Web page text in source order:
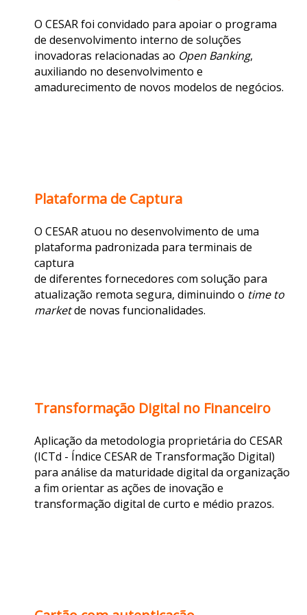
O CESAR foi convidado para apoiar o programa
de desenvolvimento interno de soluções
inovadoras relacionadas ao Open Banking,
auxiliando no desenvolvimento e
amadurecimento de novos modelos de negócios.
Plataforma de Captura
O CESAR atuou no desenvolvimento de uma
plataforma padronizada para terminais de
captura
de diferentes fornecedores com solução para
atualização remota segura, diminuindo o time to
marketde novas funcionalidades.
Transformação Digital no Financeiro
Aplicação da metodologia proprietária do CESAR
(ICTd - Índice CESAR de Transformação Digital)
para análise da maturidade digital da organização
a fim orientar as ações de inovação e
transformação digital de curto e médio prazos.